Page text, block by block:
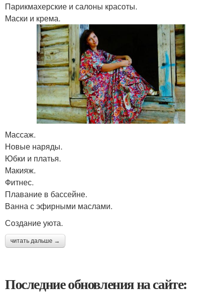
Парикмахерские и салоны красоты.
Маски и крема.
Массаж.
Новые наряды.
Юбки и платья.
Макияж.
Фитнес.
Плавание в бассейне.
Ванна с эфирными маслами.
Создание уюта.
читать дальше →
Последние обновления на сайте: